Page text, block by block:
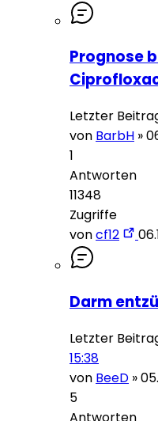
Prognose
Letzter
von BarbH »
1
Antworten
11348
Zugriffe
voncf12
Darm
Letzter
15:38
von BeeD »
5
Antworten